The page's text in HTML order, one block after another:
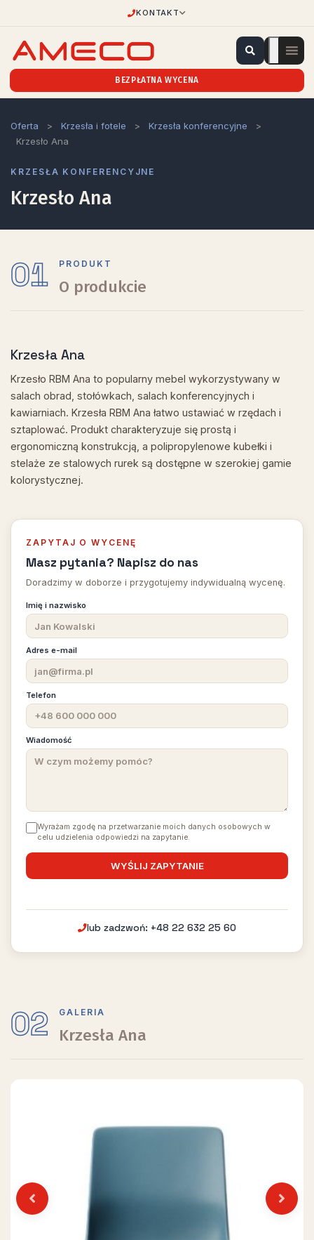
KONTAKT
BEZPŁATNA WYCENA
Oferta > Krzesła i fotele > Krzesła konferencyjne
>
Krzesło Ana
KRZESŁA KONFERENCYJNE
Krzesło Ana
01 PRODUKT
O produkcie
Krzesła Ana
Krzesło RBM Ana to popularny mebel wykorzystywany w
salach obrad, stołówkach, salach konferencyjnych i
kawiarniach. Krzesła RBM Ana łatwo ustawiać w rzędach i
sztaplować. Produkt charakteryzuje się prostą i
ergonomiczną konstrukcją, a polipropylenowe kubełki i
stelaże ze stalowych rurek są dostępne w szerokiej gamie
kolorystycznej.
ZAPYTAJ O WYCENĘ
Masz pytania? Napisz do nas
Doradzimy w doborze i przygotujemy indywidualną wycenę.
Imię i nazwisko
Adres e-mail
Telefon
Wiadomość
Wyrażam zgodę na przetwarzanie moich danych osobowych w
celu udzielenia odpowiedzi na zapytanie.
lub zadzwoń: +48 22 632 25 60
02 GALERIA
Krzesła Ana
Previous Next